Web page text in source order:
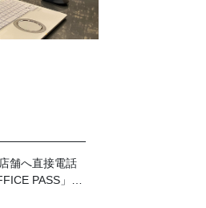
舗へ直接電話
PASS」事